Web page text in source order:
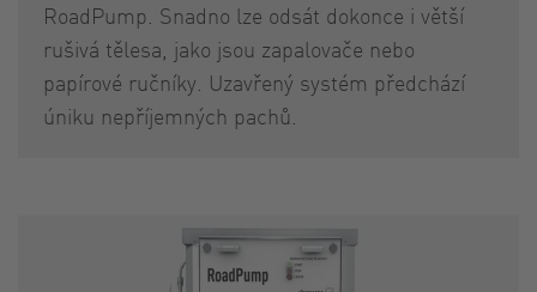
RoadPump. Snadno lze odsát dokonce i větší
rušivá tělesa, jako jsou zapalovače nebo
papírové ručníky. Uzavřený systém předchází
úniku nepříjemných pachů.